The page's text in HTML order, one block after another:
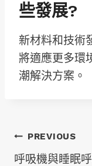
些發展?
新材料和技術
將適應更多環
潮解決方案。
文PREVIOUS
呼吸機與睡眠